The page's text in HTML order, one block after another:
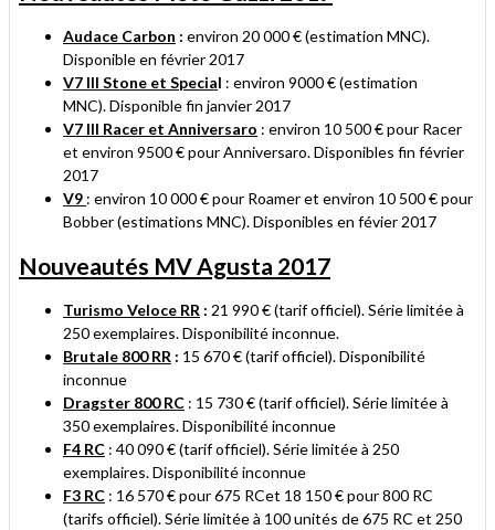
Audace Carbon : environ 20 000 € (estimation MNC).
Disponible en février 2017
V7 III Stone et Special : environ 9000 € (estimation
MNC). Disponible fin janvier 2017
V7 III Racer et Anniversaro : environ 10 500 € pour Racer
et environ 9500 € pour Anniversaro. Disponibles fin février
2017
V9 : environ 10 000 € pour Roamer et environ 10 500 € pour
Bobber (estimations MNC). Disponibles en févier 2017
Nouveautés MV Agusta 2017
Turismo Veloce RR : 21 990 € (tarif officiel). Série limitée à
250 exemplaires. Disponibilité inconnue.
Brutale 800 RR : 15 670 € (tarif officiel). Disponibilité
inconnue
Dragster 800 RC : 15 730 € (tarif officiel). Série limitée à
350 exemplaires.Disponibilité inconnue
F4 RC : 40 090 € (tarif officiel). Série limitée à 250
exemplaires.Disponibilité inconnue
F3 RC : 16 570 € pour 675 RCet 18 150 € pour 800 RC
(tarifs officiel). Série limitée à 100 unités de 675 RC et 250